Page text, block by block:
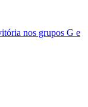
nos grupos G e